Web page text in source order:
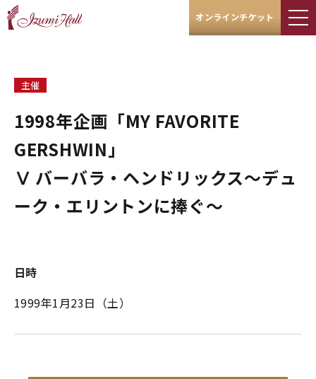
オンラインチケット
主催
1998年企画「MY FAVORITE
GERSHWIN」
Ⅴ バーバラ・ヘンドリックス～デュ
ーク・エリントンに捧ぐ～
日時
1999年1月23日（土）